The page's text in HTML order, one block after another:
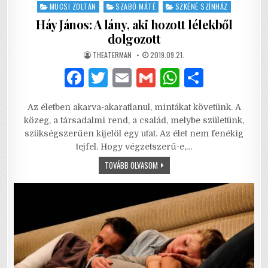
MUCSI ZOLTÁN
SZABÓ MÁTÉ SZKÉNÉ SZÍNHÁZ
Háy János: A lány, aki hozott lélekből
dolgozott
AUTHOR:
THEATERMAN PUBLISHED
DATE:
2019.09.21.
F
c
e
b
k
T
it
te
r
E
ai
l
G
ai
l
W
at
s
A
p
ar
e
Az életben akarva-akaratlanul, mintákat követünk. A
közeg, a társadalmi rend, a család, melybe születünk,
szükségszerűen kijelöl egy utat. Az élet nem fenékig
tejfel. Hogy végzetszerű-e,…
TOVÁBB OLVASOMHÁY
JÁNOS:
AKI
HOZOTT
LÉLEKBŐL
DOLGOZOTT